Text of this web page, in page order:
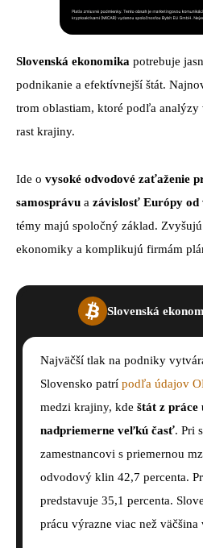
Slovenská ekonomika potrebuje
podnikanie a efektívnejší štát.
trom oblastiam, ktoré podľa
rast krajiny.
Ide o vysoké odvodové zaťaženie
samosprávu a závislosť Európy od
témy majú spoločný základ.
ekonomiky a komplikujú firmám
Slovenská
Najväčší tlak na podniky
Slovensko patrí podľa údajov
medzi krajiny, kde štát z
nadpriemerne veľkú časť. Pri
zamestnancovi s priemernou
odvodový klin 42,7 percenta.
predstavuje 35,1 percenta.
prácu výrazne viac než